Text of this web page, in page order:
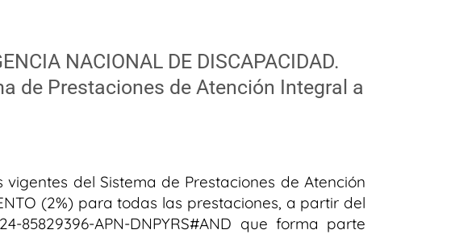
NACIONAL DE DISCAPACIDAD.
de Prestaciones de Atención Integral a
del Sistema de Prestaciones de Atención
(2%) para todas las prestaciones, a partir del
APN-DNPYRS#AND que forma parte